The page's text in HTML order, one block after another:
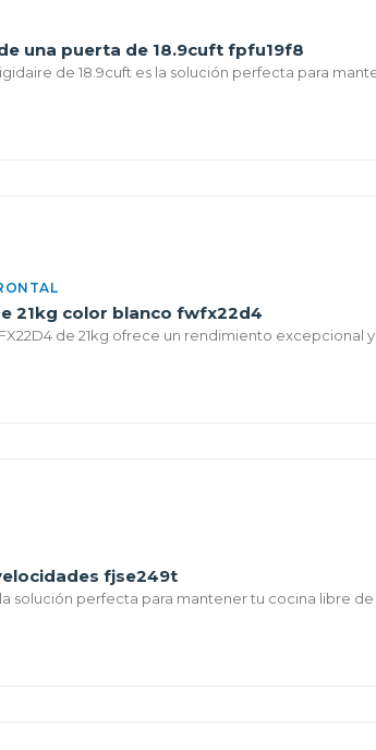
una puerta de 18.9cuft fpfu19f8
de 18.9cuft es la solución perfecta para
21kg color blanco fwfx22d4
de 21kg ofrece un rendimiento excepcional y
fjse249t
solución perfecta para mantener tu cocina libre de